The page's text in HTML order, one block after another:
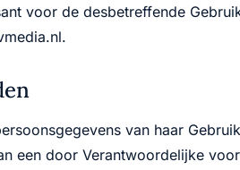
voor de desbetreffende
van haar
een door Verantwoordelijke